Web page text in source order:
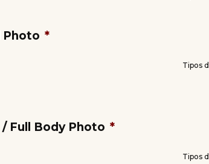
Photo *
Tipos
Full Body Photo *
Tipos